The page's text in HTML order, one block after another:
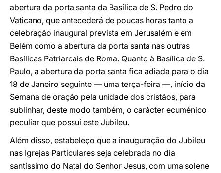
abertura da porta santa da Basílica de S. Pedro do
Vaticano, que antecederá de poucas horas tanto a
celebração inaugural prevista em Jerusalém e em
Belém como a abertura da porta santa nas outras
Basílicas Patriarcais de Roma. Quanto à Basílica de S.
Paulo, a abertura da porta santa fica adiada para o dia
18 de Janeiro seguinte — uma terça-feira —, início da
Semana de oração pela unidade dos cristãos, para
sublinhar, deste modo também, o carácter ecuménico
peculiar que possui este Jubileu.
Além disso, estabeleço que a inauguração do Jubileu
nas Igrejas Particulares seja celebrada no dia
santíssimo do Natal do Senhor Jesus, com uma solene